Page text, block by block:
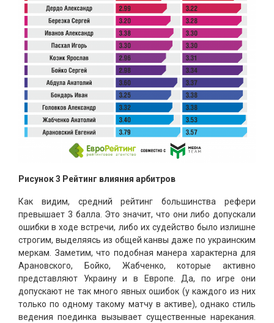
Рисунок 3 Рейтинг влияния арбитров
Как видим, средний рейтинг большинства рефери
превышает 3 балла. Это значит, что они либо допускали
ошибки в ходе встречи, либо их судейство было излишне
строгим, выделяясь из общей канвы даже по украинским
меркам. Заметим, что подобная манера характерна для
Арановского, Бойко, Жабченко, которые активно
представляют Украину и в Европе. Да, по игре они
допускают не так много явных ошибок (у каждого из них
только по одному такому матчу в активе), однако стиль
ведения поединка вызывает существенные нарекания.